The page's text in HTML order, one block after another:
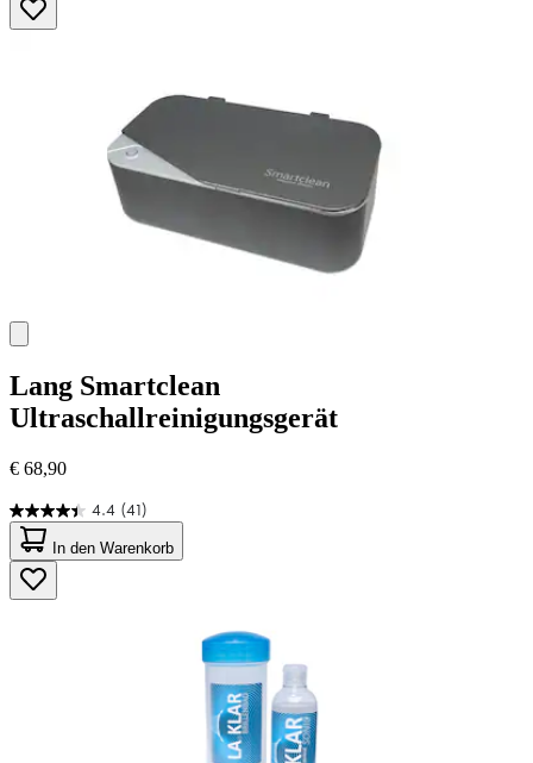
Sternen.
2
Lang Smartclean
Ultraschallreinigungsgerät
€ 68,90
4.4 (41)
4.4
von
5
Sternen.
41
In den Warenkorb